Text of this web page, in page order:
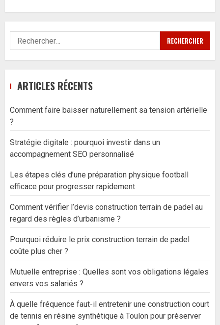
Rechercher :
ARTICLES RÉCENTS
Comment faire baisser naturellement sa tension artérielle
?
Stratégie digitale : pourquoi investir dans un
accompagnement SEO personnalisé
Les étapes clés d’une préparation physique football
efficace pour progresser rapidement
Comment vérifier l’devis construction terrain de padel au
regard des règles d’urbanisme ?
Pourquoi réduire le prix construction terrain de padel
coûte plus cher ?
Mutuelle entreprise : Quelles sont vos obligations légales
envers vos salariés ?
À quelle fréquence faut-il entretenir une construction court
de tennis en résine synthétique à Toulon pour préserver